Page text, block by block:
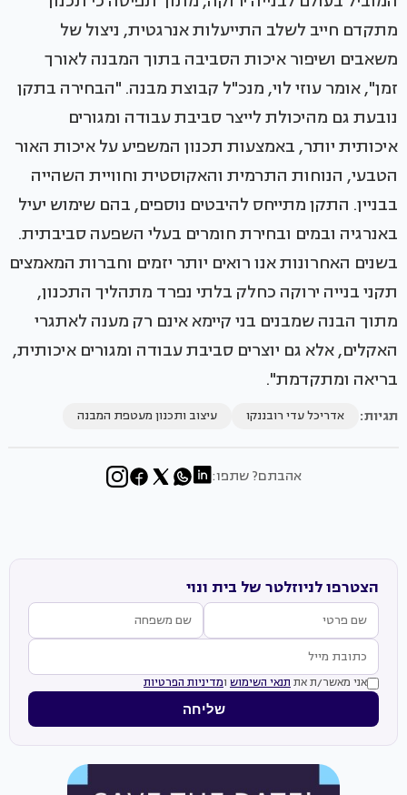
מתקדם חייב לשלב התייעלות אנרגטית, ניצול של
משאבים ושיפור איכות הסביבה בתוך המבנה לאורך
זמן", אומר עוזי לוי, מנכ"ל קבוצת מבנה. "הבחירה בתקן
נובעת גם מהיכולת לייצר סביבת עבודה ומגורים
איכותית יותר, באמצעות תכנון המשפיע על איכות האור
הטבעי, הנוחות התרמית והאקוסטית וחוויית השהייה
בבניין. התקן מתייחס להיבטים נוספים, בהם שימוש יעיל
באנרגיה ובמים ובחירת חומרים בעלי השפעה סביבתית.
בשנים האחרונות אנו רואים יותר יזמים וחברות המאמצים
תקני בנייה ירוקה כחלק בלתי נפרד מתהליך התכנון,
מתוך הבנה שמבנים בני קיימא אינם רק מענה לאתגרי
האקלים, אלא גם יוצרים סביבת עבודה ומגורים איכותית,
בריאה ומתקדמת".
תגיות: אדריכל עדי רובננקו עיצוב ותכנון מעטפת המבנה
אהבתם? שתפו:
הצטרפו לניוזלטר של בית ונוי
אני מאשר/ת את תנאי השימוש ומדיניות הפרטיות
שליחה